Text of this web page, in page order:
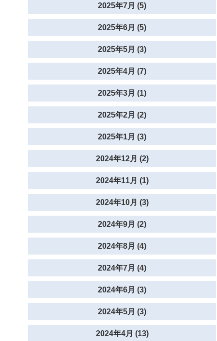
2025年7月 (5)
2025年6月 (5)
2025年5月 (3)
2025年4月 (7)
2025年3月 (1)
2025年2月 (2)
2025年1月 (3)
2024年12月 (2)
2024年11月 (1)
2024年10月 (3)
2024年9月 (2)
2024年8月 (4)
2024年7月 (4)
2024年6月 (3)
2024年5月 (3)
2024年4月 (13)